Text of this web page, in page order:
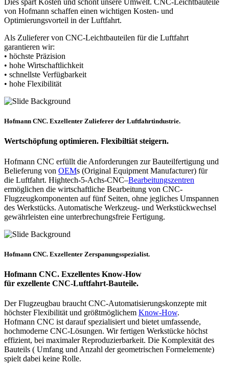
Dies spart Kosten und schont unsere Umwelt. CNC-Leichtbauteile
von Hofmann schaffen einen wichtigen Kosten- und
Optimierungsvorteil in der Luftfahrt.
Als Zulieferer von CNC-Leichtbauteilen für die Luftfahrt
garantieren wir:
• höchste Präzision
• hohe Wirtschaftlichkeit
• schnellste Verfügbarkeit
• hohe Flexibilität
Hofmann CNC. Exzellenter Zulieferer der Luftfahrtindustrie.
Wertschöpfung optimieren. Flexibiltiät steigern.
Hofmann CNC erfüllt die Anforderungen zur Bauteilfertigung und
Belieferung von OEMs (Original Equipment Manufacturer) für
die Luftfahrt. Hightech-5-Achs-CNC–Bearbeitungszentren
ermöglichen die wirtschaftliche Bearbeitung von CNC-
Flugzeugkomponenten auf fünf Seiten, ohne jegliches Umspannen
des Werkstücks. Automatische Werkzeug- und Werkstückwechsel
gewährleisten eine unterbrechungsfreie Fertigung.
Hofmann CNC. Exzellenter Zerspanungsspezialist.
Hofmann CNC. Exzellentes Know-How
für exzellente CNC-Luftfahrt-Bauteile.
Der Flugzeugbau braucht CNC-Automatisierungskonzepte mit
höchster Flexibilität und größtmöglichem Know-How.
Hofmann CNC ist darauf spezialisiert und bietet umfassende,
hochmoderne CNC-Lösungen. Wir fertigen Werkstücke höchst
effizient, bei maximaler Reproduzierbarkeit. Die Komplexität des
Bauteils ( Umfang und Anzahl der geometrischen Formelemente)
spielt dabei keine Rolle.